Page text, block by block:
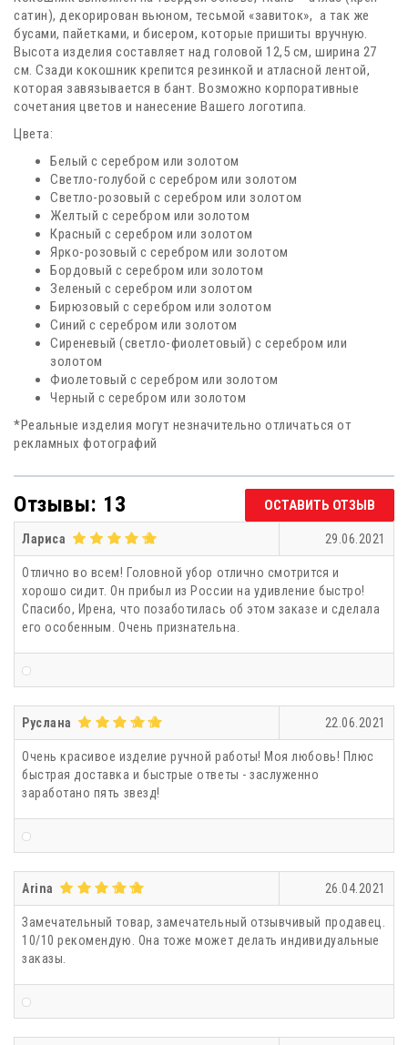
сатин), декорирован вьюном, тесьмой «завиток», а так же
бусами, пайетками, и бисером, которые пришиты вручную.
Высота изделия составляет над головой 12,5 см, ширина 27
см. Сзади кокошник крепится резинкой и атласной лентой,
которая завязывается в бант. Возможно корпоративные
сочетания цветов и нанесение Вашего логотипа.
Цвета:
Белый с серебром или золотом
Светло-голубой с серебром или золотом
Светло-розовый с серебром или золотом
Желтый с серебром или золотом
Красный с серебром или золотом
Ярко-розовый с серебром или золотом
Бордовый с серебром или золотом
Зеленый с серебром или золотом
Бирюзовый с серебром или золотом
Синий с серебром или золотом
Сиреневый (светло-фиолетовый) с серебром или
золотом
Фиолетовый с серебром или золотом
Черный с серебром или золотом
*Реальные изделия могут незначительно отличаться от
рекламных фотографий
Отзывы: 13 ОСТАВИТЬ ОТЗЫВ
Лариса 29.06.2021
Отлично во всем! Головной убор отлично смотрится и
хорошо сидит. Он прибыл из России на удивление быстро!
Спасибо, Ирена, что позаботилась об этом заказе и сделала
его особенным. Очень признательна.
Руслана 22.06.2021
Очень красивое изделие ручной работы! Моя любовь! Плюс
быстрая доставка и быстрые ответы - заслуженно
заработано пять звезд!
Arina 26.04.2021
Замечательный товар, замечательный отзывчивый продавец.
10/10 рекомендую. Она тоже может делать индивидуальные
заказы.